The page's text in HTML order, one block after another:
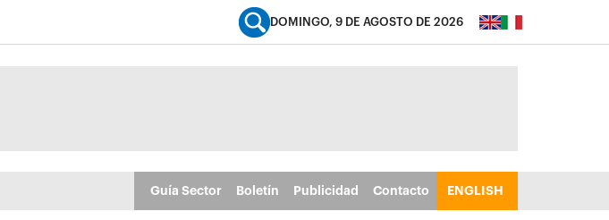
DOMINGO, 9 DE AGOSTO DE 2026
Guía Sector Boletín Publicidad Contacto ENGLISH